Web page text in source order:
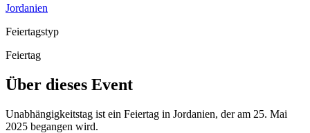
Jordanien
Feiertagstyp
Feiertag
Über dieses Event
Unabhängigkeitstag ist ein Feiertag in Jordanien, der am 25. Mai
2025 begangen wird.